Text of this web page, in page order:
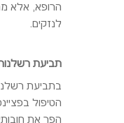
הרופא, אלא
לנזקים.
תביעת רשלנות
בתביעת
הטיפול
הפר את